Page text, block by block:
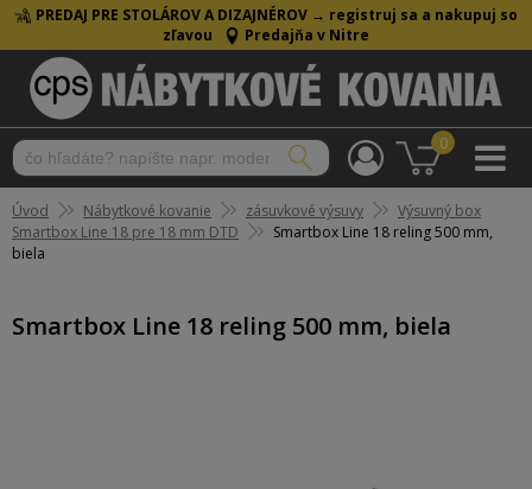
PREDAJ PRE STOLÁROV A DIZAJNÉROV → registruj sa a nakupuj so
zľavou
Predajňa v Nitre
0
Úvod Nábytkové kovanie zásuvkové výsuvy
Výsuvný box
Smartbox Line 18 pre 18 mm DTD
Smartbox Line 18 reling 500 mm,
biela
Smartbox Line 18 reling 500 mm, biela